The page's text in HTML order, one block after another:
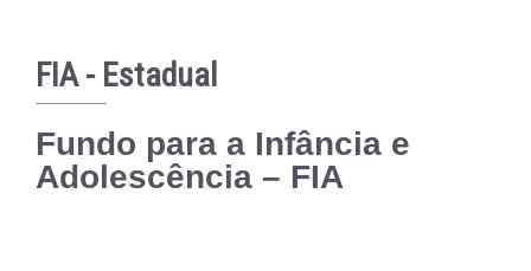
FIA - Estadual
Fundo para a Infância e
Adolescência – FIA